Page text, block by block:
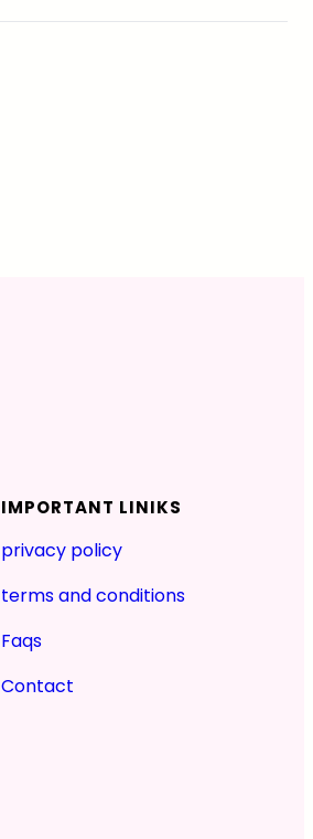
IMPORTANT LINIKS
privacy policy
terms and conditions
Faqs
Contact